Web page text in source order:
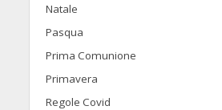
Natale
Pasqua
Prima Comunione
Primavera
Regole Covid